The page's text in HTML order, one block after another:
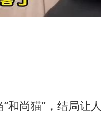
人气爆棚
和尚猫”，结局让人